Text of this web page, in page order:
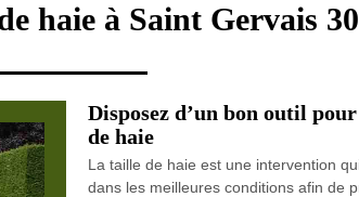
haie à Saint Gervais
Disposez d’un bon outil
de haie
La taille de haie est une intervention
dans les meilleures conditions afin de